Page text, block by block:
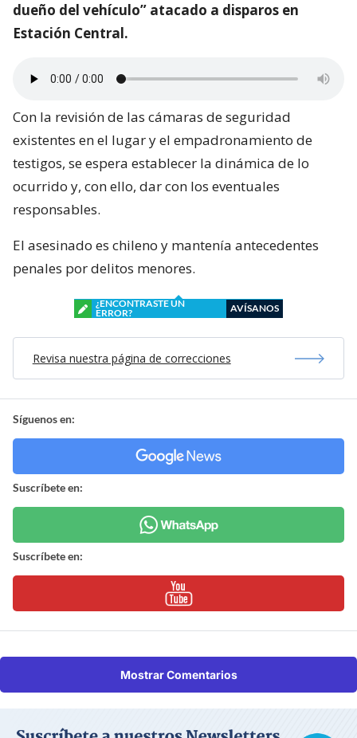
dueño del vehículo” atacado a disparos en
Estación Central.
Con la revisión de las cámaras de seguridad
existentes en el lugar y el empadronamiento de
testigos, se espera establecer la dinámica de lo
ocurrido y, con ello, dar con los eventuales
responsables.
El asesinado es chileno y mantenía antecedentes
penales por delitos menores.
¿ENCONTRASTE UN
ERROR?
AVÍSANOS
Revisa nuestra página de correcciones
Síguenos en:
Suscríbete en:
Suscríbete en:
Mostrar Comentarios